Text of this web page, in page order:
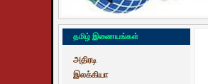
தமிழ் இணையங்கள்
அதிரடி
இலக்கியா